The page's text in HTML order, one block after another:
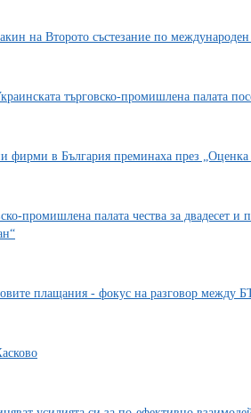
на Второто състезание по
търговско-промишлена палата
фирми в България преминаха през „Оценка
промишлена палата чества за двадесет и
плащания - фокус на разговор между